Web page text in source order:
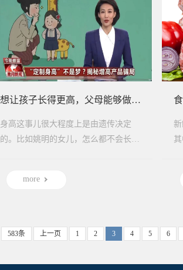
想让孩子长得更高，父母能够做什么？
身高这事儿很大程度上是由遗传决定
的。比如姚明的女儿，怎么都不会长成
more
583条 上一页 1 2 3 4 5 6